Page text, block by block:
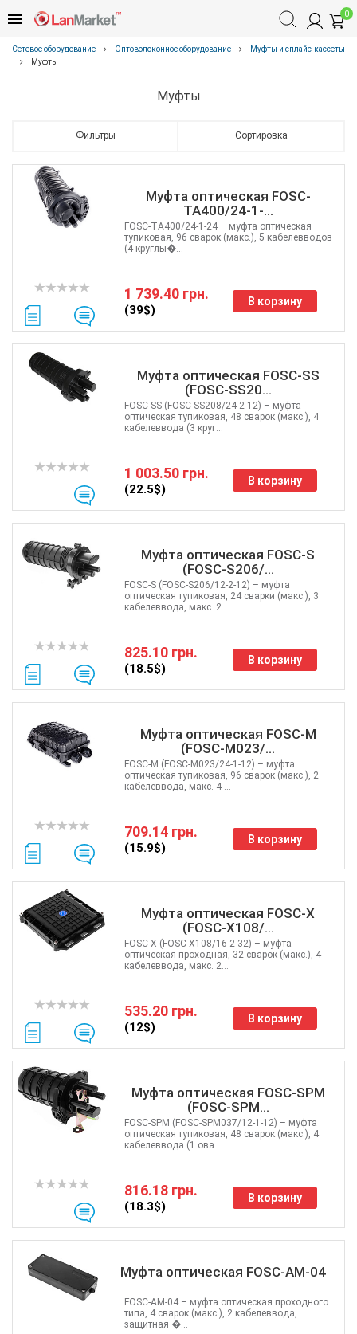
0
Сетевое оборудование Оптоволоконное оборудование
Муфты и сплайс-кассеты
Муфты
Муфты
Фильтры Сортировка
Муфта оптическая FOSC-
ТА400/24-1-...
1 739.40 грн.
(39$)
В корзину
FOSC-ТА400/24-1-24 – муфта оптическая
тупиковая, 96 сварок (макс.), 5 кабелевводов
(4 круглы�...
Муфта оптическая FOSC-SS
(FOSC-SS20...
1 003.50 грн.
(22.5$)
В корзину
FOSC-SS (FOSC-SS208/24-2-12) – муфта
оптическая тупиковая, 48 сварок (макс.), 4
кабелеввода (3 круг...
Муфта оптическая FOSC-S
(FOSC-S206/...
825.10 грн.
(18.5$)
В корзину
FOSC-S (FOSC-S206/12-2-12) – муфта
оптическая тупиковая, 24 сварки (макс.), 3
кабелеввода, макс. 2...
Муфта оптическая FOSC-M
(FOSC-M023/...
709.14 грн.
(15.9$)
В корзину
FOSC-M (FOSC-M023/24-1-12) – муфта
оптическая тупиковая, 96 сварок (макс.), 2
кабелеввода, макс. 4 ...
Муфта оптическая FOSC-X
(FOSC-X108/...
535.20 грн.
(12$)
В корзину
FOSC-X (FOSC-X108/16-2-32) – муфта
оптическая проходная, 32 сварок (макс.), 4
кабелеввода, макс. 2...
Муфта оптическая FOSC-SPM
(FOSC-SPM...
816.18 грн.
(18.3$)
В корзину
FOSC-SPM (FOSC-SPM037/12-1-12) – муфта
оптическая тупиковая, 48 сварок (макс.), 4
кабелеввода (1 ова...
Муфта оптическая FOSC-AM-04
FOSC-AM-04 – муфта оптическая проходного
типа, 4 сварок (макс.), 2 кабелеввода,
защитная �...